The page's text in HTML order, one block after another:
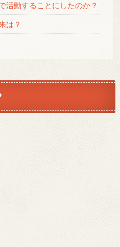
活動することにしたのか？
は？